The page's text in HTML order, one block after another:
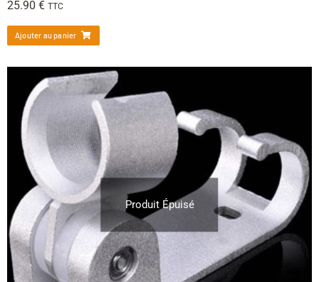
25.90 € TTC
Ajouter au panier
Produit Épuisé